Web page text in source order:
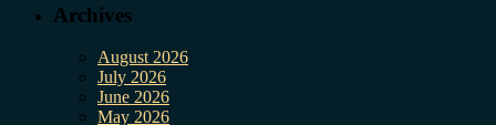
Archives
August 2026
July 2026
June 2026
May 2026